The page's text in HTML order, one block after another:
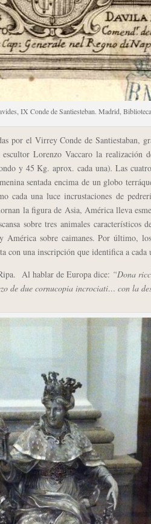
IX Conde de Santiesteban. Madrid,
por el Virrey Conde de Santiestaban,
Lorenzo Vaccaro la realización
y 45 Kg. aprox. cada una).Las
sentada encima de un globo
cada una luce incrustaciones de
la figura de Asia, América lleva
sobre tres animales
sobre caimanes. Por último,
con una inscripción que identifica a cada
Al hablar de Europa dice: “Dona
de due cornucopia incrociati… con la